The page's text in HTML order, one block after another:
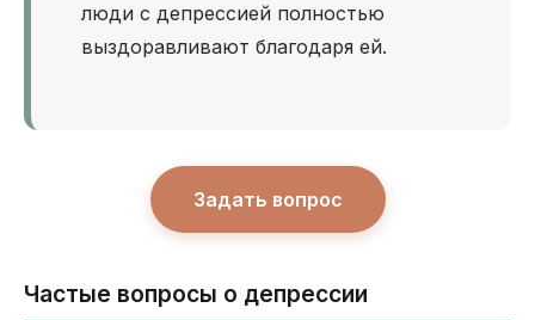
люди с депрессией полностью
выздоравливают благодаря ей.
Задать вопрос
Частые вопросы о депрессии